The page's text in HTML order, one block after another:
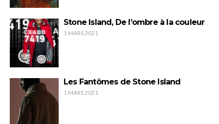
Stone Island, De l’ombre à la couleur
1 MARS 2021
Les Fantômes de Stone Island
1 MARS 2021